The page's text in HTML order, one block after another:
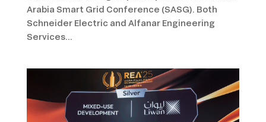
Arabia Smart Grid Conference (SASG). Both
Schneider Electric and Alfanar Engineering
Services...